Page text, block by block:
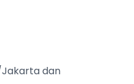
Jakarta dan